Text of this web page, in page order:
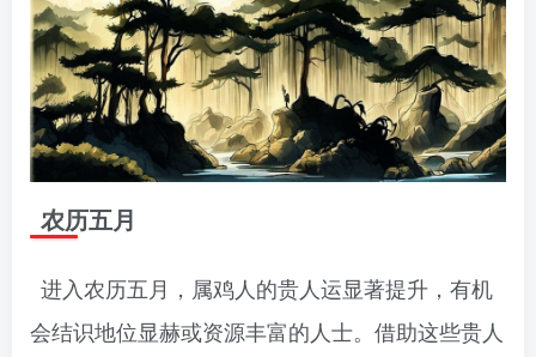
农历五月
进入农历五月，属鸡人的贵人运显著提升，有机
会结识地位显赫或资源丰富的人士。借助这些贵人